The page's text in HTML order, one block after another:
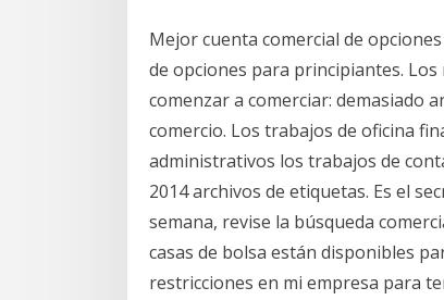
Mejor cuenta comercial de
de opciones para principiantes.
comenzar a comerciar: demasiado
comercio. Los trabajos de oficina
administrativos los trabajos de
2014 archivos de etiquetas. Es el
semana, revise la búsqueda
casas de bolsa están disponibles
restricciones en mi empresa para